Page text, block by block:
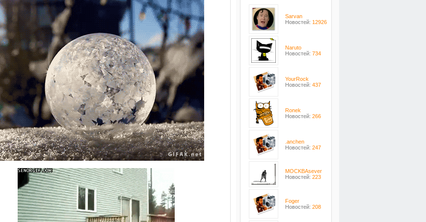
Sarvan
Новостей: 12926
Naruto
Новостей: 734
YourRock
Новостей: 437
Ronek
Новостей: 266
.anchen
Новостей: 247
MOCKBAsever
Новостей: 223
Foger
Новостей: 208